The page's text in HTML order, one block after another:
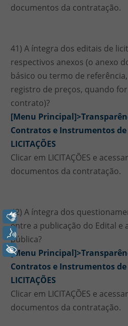
documentos da contratação.
41) A íntegra dos editais de
respectivos anexos (o anexo
básico ou termo de
registro de preços, quando
contrato)?
[Menu
Contratos e Instrumentos
LICITAÇÕES
Clicar em LICITAÇÕES e
documentos da contratação.
42) A íntegra dos
entre a publicação do Edital e
pública?
[Menu
Contratos e Instrumentos
LICITAÇÕES
Clicar em LICITAÇÕES e
documentos da contratação.
Libras
Voz
+ Acessibilidade